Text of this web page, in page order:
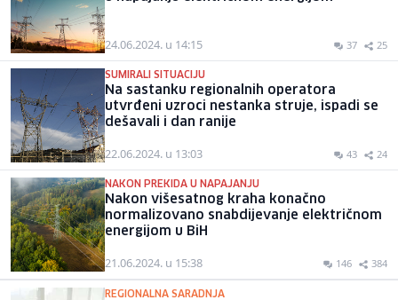
24.06.2024. u 14:15 37 25
SUMIRALI SITUACIJU
Na sastanku regionalnih operatora
utvrđeni uzroci nestanka struje, ispadi se
dešavali i dan ranije
22.06.2024. u 13:03 43 24
NAKON PREKIDA U NAPAJANJU
Nakon višesatnog kraha konačno
normalizovano snabdijevanje električnom
energijom u BiH
21.06.2024. u 15:38 146 384
REGIONALNA SARADNJA